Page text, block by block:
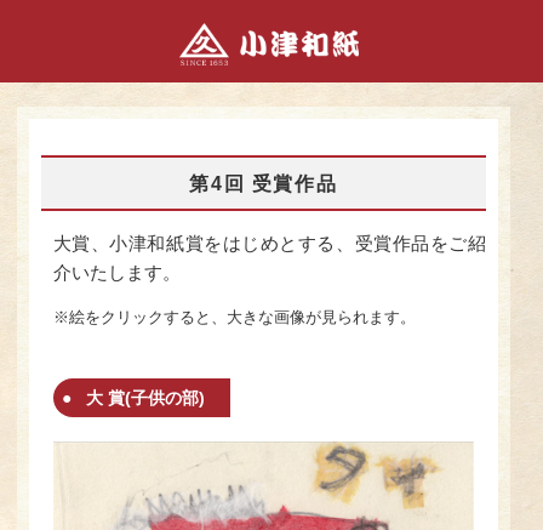
第4回 受賞作品
大賞、小津和紙賞をはじめとする、受賞作品をご紹
介いたします。
※絵をクリックすると、大きな画像が見られます。
大 賞(子供の部)